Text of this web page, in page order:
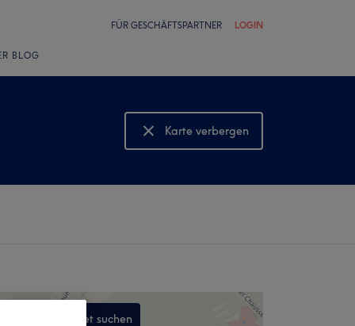
FÜR GESCHÄFTSPARTNER LOGIN
BLOG
Karte verbergen
Karte anzeigen
In diesem Gebiet suchen